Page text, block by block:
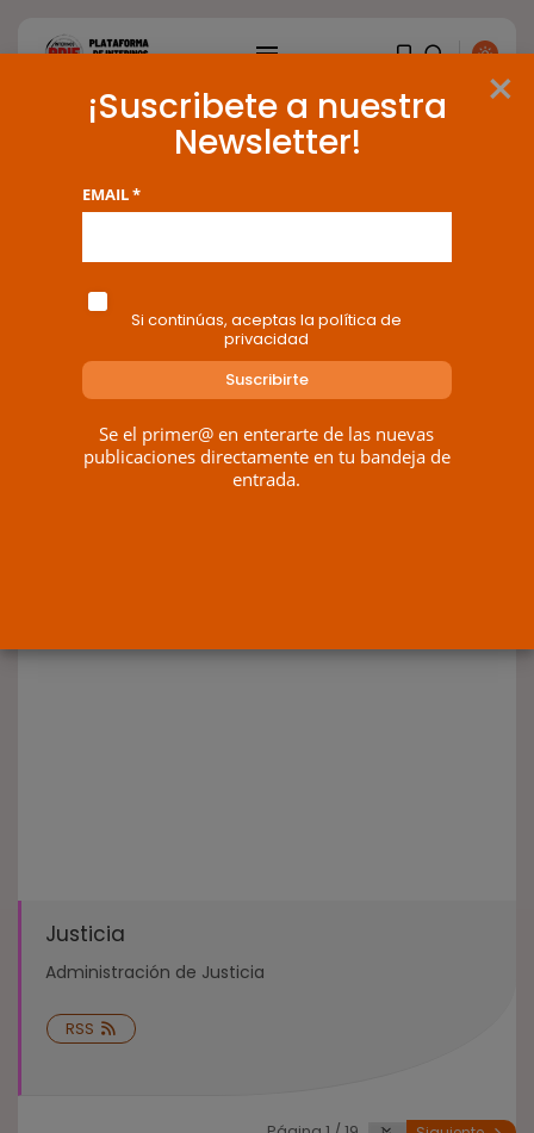
Canarias
‘propaganda...
PORRAMÓN J. 07/08/2026
Interinos: el error del Supremo
Justicia – Foros
Justicia
Administración de Justicia
RSS
×
¡Suscribete a nuestra
Newsletter!
EMAIL *
Si continúas, aceptas la política de
privacidad
Se el primer@ en enterarte de las nuevas
publicaciones directamente en tu bandeja de
entrada.